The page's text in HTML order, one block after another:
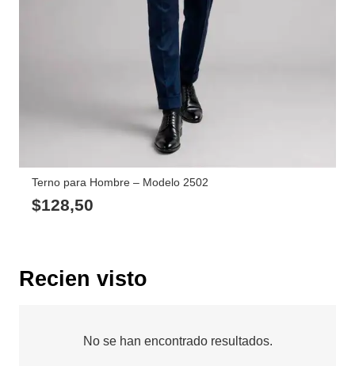
Terno para Hombre – Modelo 2502
$128,50
Recien visto
No se han encontrado resultados.